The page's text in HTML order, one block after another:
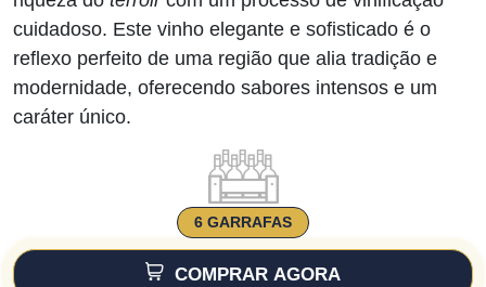
cuidadoso. Este vinho elegante e sofisticado é o
reflexo perfeito de uma região que alia tradição e
modernidade, oferecendo sabores intensos e um
caráter único.
6 GARRAFAS
COMPRAR AGORA